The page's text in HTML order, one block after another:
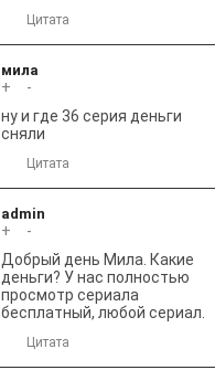
Цитата
мила
+
-
ну и где 36 серия деньги
сняли
Цитата
admin
+
-
Добрый день Мила. Какие
деньги? У нас полностью
просмотр сериала
бесплатный, любой сериал.
Цитата